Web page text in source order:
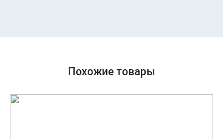
Похожие товары